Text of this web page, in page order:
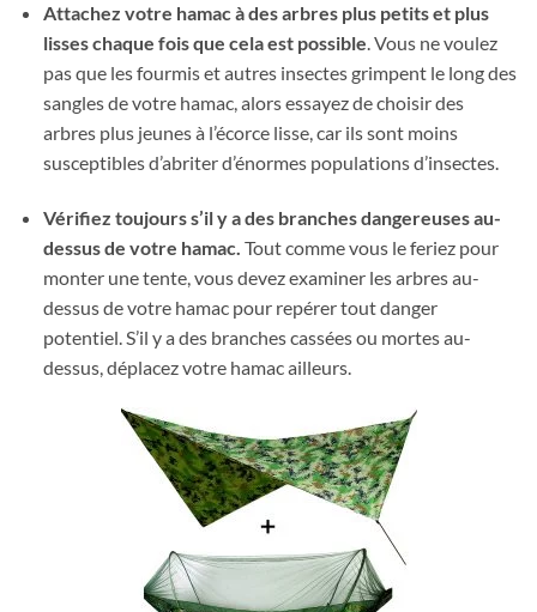
Attachez votre hamac à des arbres plus petits et plus
lisses chaque fois que cela est possible. Vous ne voulez
pas que les fourmis et autres insectes grimpent le long des
sangles de votre hamac, alors essayez de choisir des
arbres plus jeunes à l’écorce lisse, car ils sont moins
susceptibles d’abriter d’énormes populations d’insectes.
Vérifiez toujours s’il y a des branches dangereuses au-
dessus de votre hamac. Tout comme vous le feriez pour
monter une tente, vous devez examiner les arbres au-
dessus de votre hamac pour repérer tout danger
potentiel. S’il y a des branches cassées ou mortes au-
dessus, déplacez votre hamac ailleurs.